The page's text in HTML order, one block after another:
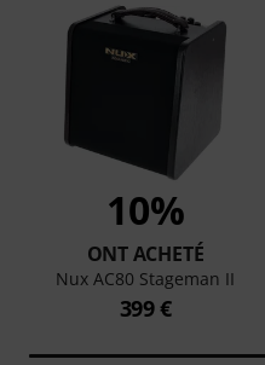
10%
ONT ACHETÉ
Nux AC80 Stageman II
399 €